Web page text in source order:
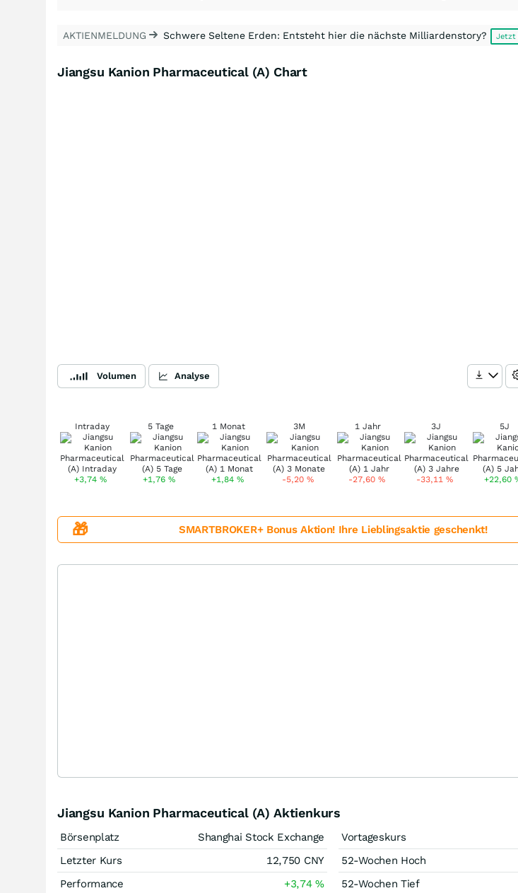
AKTIENMELDUNG Schwere Seltene Erden: Entsteht hier die nächste Milliardenstory? Jetzt
Jiangsu Kanion Pharmaceutical (A) Chart
Volumen Analyse
Intraday
+3,74%
5 Tage
+1,76%
1 Monat
+1,84 %
3M
-5,20 %
1 Jahr
-27,60 %
3J
-33,11 %
5J
+22,60
🎁 SMARTBROKER+ Bonus Aktion! Ihre Lieblingsaktie geschenkt!
Jiangsu Kanion Pharmaceutical (A) Aktienkurs
Börsenplatz
Shanghai Stock Exchange
Letzter Kurs
12,750 CNY
Performance
+3,74%
Vortageskurs
52-Wochen Hoch
52-Wochen Tief